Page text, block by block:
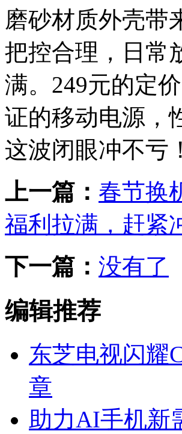
磨砂材质外壳带
把控合理，日常
满。249元的定
证的移动电源，
这波闭眼冲不亏！
上一篇： 春节换
福利拉满，赶紧
下一篇： 没有了
编辑推荐
东芝电视闪耀
章
助力AI手机新